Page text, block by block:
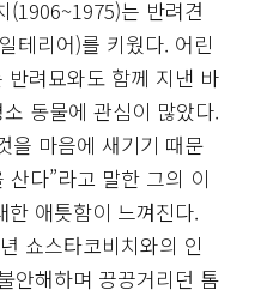
(1906~1975)는 반려견
테리어)를 키웠다. 어린
반려묘와도 함께 지낸 바
동물에 관심이 많았다.
을 마음에 새기기 때문
산다”라고 말한 그의 이
애틋함이 느껴진다.
쇼스타코비치와의 인
안해하며 끙끙거리던 톰